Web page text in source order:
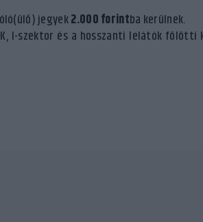
jegyek2.000 forintba kerülnek.
I-szektor és a hosszanti lelátók fölötti